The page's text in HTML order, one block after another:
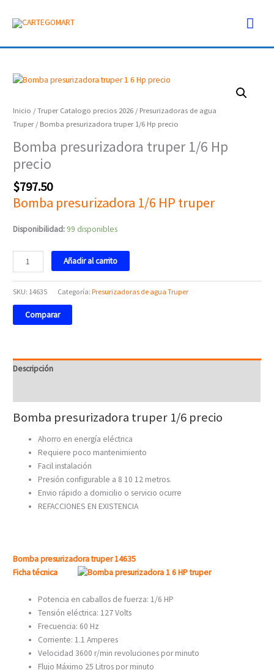
Inicio /Truper Catalogo precios 2026 / Presurizadoras de agua
Truper / Bomba presurizadora truper 1/6 Hp precio
Bomba presurizadora truper 1/6 Hp
precio
$797.50
Bomba presurizadora 1/6 HP truper
Disponibilidad: 99 disponibles
Bomba
truper
1/6
precio
cantidad
Añadir al carrito
SKU: 14635 Categoría:Presurizadoras de agua Truper
Comparar
Descripción
Bomba presurizadora truper 1/6 precio
Ahorro en energía eléctrica
Requiere poco mantenimiento
Facil instalación
Presión configurable a 8 10 12 metros.
Envio rápido a domicilio o servicio ocurre
REFACCIONES EN EXISTENCIA
Bomba presurizadora truper 14635
Ficha técnica
Potencia en caballos de fuerza: 1/6 HP
Tensión eléctrica: 127 Volts
Frecuencia: 60 Hz
Corriente: 1.1 Amperes
Velocidad 3600 r/min revoluciones por minuto
Flujo Máximo 25 Litros por minuto